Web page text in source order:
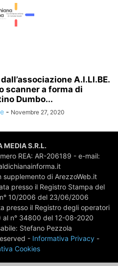
A.I.LI.BE.
scanner a forma di
Dumbo...
- Novembre 27, 2020
MEDIA S.R.L.
REA: AR-206189 - e-mail:
supplemento di ArezzoWeb.it
presso il Registro Stampa del
10/2006 del 23/06/2006
presso il Registro degli operatori
al n° 34800 del 12-08-2020
Stefano Pezzola
- Informativa Privacy-
Cookies